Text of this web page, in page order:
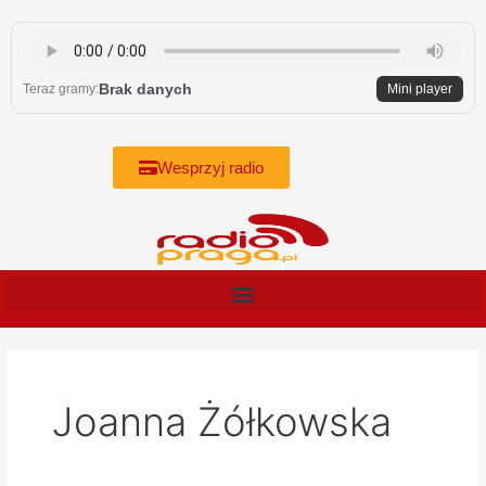
content
Teraz gramy:Brak danych Mini player
Wesprzyj radio
Joanna Żółkowska